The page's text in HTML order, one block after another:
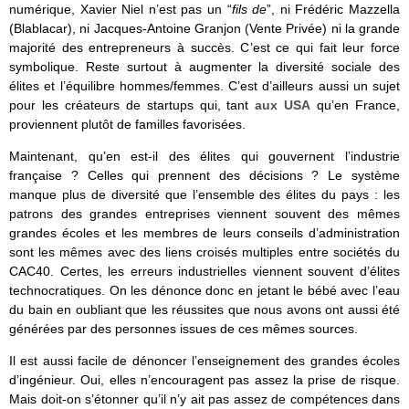
numérique, Xavier Niel n’est pas un “fils de”, ni Frédéric Mazzella
(Blablacar), ni Jacques-Antoine Granjon (Vente Privée) ni la grande
majorité des entrepreneurs à succès. C’est ce qui fait leur force
symbolique. Reste surtout à augmenter la diversité sociale des
élites et l’équilibre hommes/femmes. C’est d’ailleurs aussi un sujet
pour les créateurs de startups qui, tantaux USA qu’en France,
proviennent plutôt de familles favorisées.
Maintenant, qu’en est-il des élites qui gouvernent l’industrie
française ? Celles qui prennent des décisions ? Le système
manque plus de diversité que l’ensemble des élites du pays : les
patrons des grandes entreprises viennent souvent des mêmes
grandes écoles et les membres de leurs conseils d’administration
sont les mêmes avec des liens croisés multiples entre sociétés du
CAC40. Certes, les erreurs industrielles viennent souvent d’élites
technocratiques. On les dénonce donc en jetant le bébé avec l’eau
du bain en oubliant que les réussites que nous avons ont aussi été
générées par des personnes issues de ces mêmes sources.
Il est aussi facile de dénoncer l’enseignement des grandes écoles
d’ingénieur. Oui, elles n’encouragent pas assez la prise de risque.
Mais doit-on s’étonner qu’il n’y ait pas assez de compétences dans